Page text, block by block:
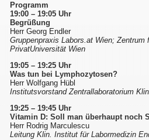
Programm
19:00 – 19:05 Uhr
Begrüßung
Herr Georg Endler
Gruppenpraxis Labors.at Wien;
PrivatUniversität Wien
19:05 – 19:25 Uhr
Was tun bei Lymphozytosen?
Herr Wolfgang Hübl
Institutsvorstand Zentrallaboratorium
19:25 – 19:45 Uhr
Vitamin D: Soll man überhaupt noch
Herr Rodrig Marculescu
Leitung Klin. Institut für Labormedizin